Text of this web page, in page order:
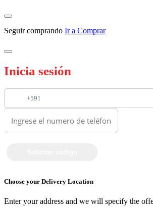
Seguir comprando Ir a Comprar
Inicia sesión
+591
Choose your Delivery Location
Enter your address and we will specify the